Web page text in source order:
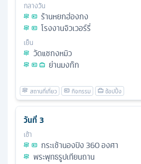
กลางวัน
ร้านหยกฮ่องกง
โรงงานจิวเวอร์รี่
เย็น
วัดแชกงหมิว
ย่านมงก๊ก
วันที่ 3
เช้า
กระเช้านองปิง 360 องศา
พระพุทธรูปเทียนถาน